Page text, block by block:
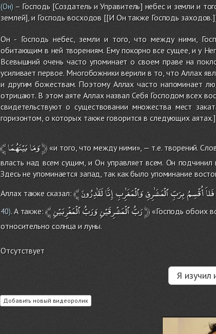
(Он)– Господь [Создатель и Управитель] небес и земли и
землей], и Господь восходов [[И Он также Господь
Он - Господь небес, земли и того, что между ними,
обитающим в ней творениям. Ему покорно все сущее, и у
Всевышний очень часто упоминает о своем праве на
усиливает первое. Многобожники верили в то, что Аллах
и другим божествам. Поэтому Аллах часто напоминает
отрицают. В этом аяте Аллах назвал Себя Господом всех
свидетельствуют о существовании множества мест
горизонтом, о которых также говорится в следующих
﴾ وَمَابَيْنَهُمَا ﴿«и того, что между ними», — т.е. творений.
власть над всем сущим, и Он управляет всем. Он
Здесь не упоминается запад, так как было упоминание
Аллах также сказал: ﴾ فَلاَأُقْسِمُبِرَبِّٱلْمَشَٰرِقِوَٱلْمَغَٰرِبِإِنَّالَقَٰدِرُونَ
40). А также:﴾ رَبُّٱلْمَشْرِقَيْنِوَرَبُّٱلْمَغْرِبَيْنِ ﴿«Господь обоих
относительно солнца и луны.
Отсутствует
Я изучил
Добавить новый видеоролик